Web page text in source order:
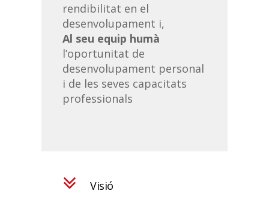
rendibilitat en el
desenvolupament i,
Al seu equip humà
l’oportunitat de
desenvolupament personal
i de les seves capacitats
professionals
Visió